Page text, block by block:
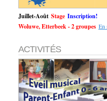
Juillet-Août Stage Inscription!
Woluwe, Etterbeek - 2 groupes En
ACTIVITÉS